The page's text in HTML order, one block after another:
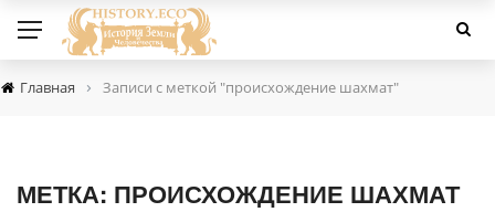
Главная › Записи с меткой "происхождение шахмат"
МЕТКА: ПРОИСХОЖДЕНИЕ ШАХМАТ